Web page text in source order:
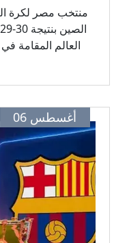
العالم المقامة في
أغسطس 06